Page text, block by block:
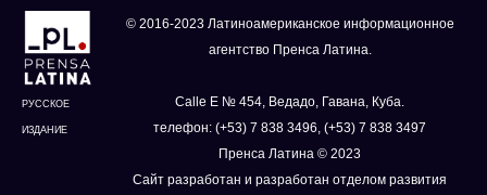
РУССКОЕ
ИЗДАНИЕ
© 2016-2023 Латиноамериканское информационное
агентство Пренса Латина.
Calle E № 454, Ведадо, Гавана, Куба.
телефон: (+53) 7 838 3496, (+53) 7 838 3497
Пренса Латина © 2023
Сайт разработан и разработан отделом развития